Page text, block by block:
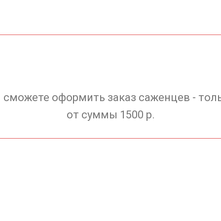
оформить заказ саженцев -
от суммы 1500 р.